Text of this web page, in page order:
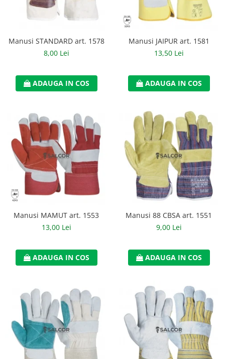
Caciuli
Sepci
Antifoane
Filtre
Semimasti
Protectie vizuala
Ochelari
Viziere de protectie
Semnalizare rutiera
Manusi STANDARD art. 1578
8,00 Lei
ADAUGA IN COS
Manusi JAIPUR art. 1581
13,50 Lei
ADAUGA IN COS
Manusi MAMUT art. 1553
13,00 Lei
ADAUGA IN COS
Manusi 88 CBSA art. 1551
9,00 Lei
ADAUGA IN COS